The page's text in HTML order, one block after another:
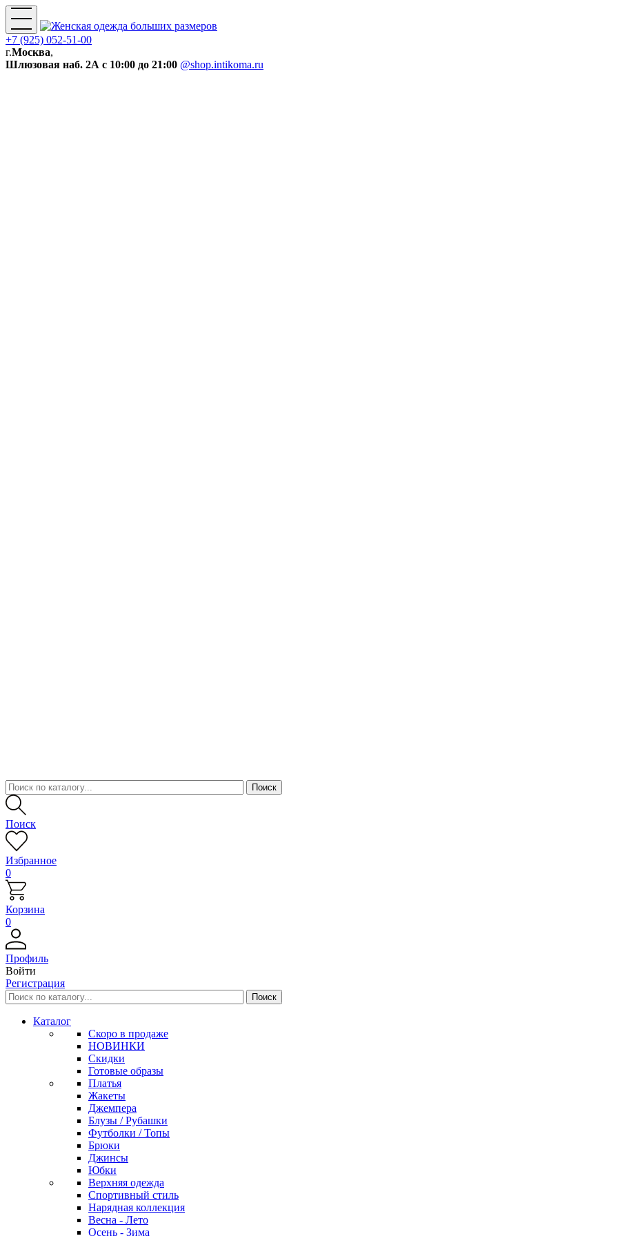
+7 (925) 052-51-00
г.Москва,
Шлюзовая наб. 2А с 10:00 до 21:00 @shop.intikoma.ru
Поиск
Избранное
0
Корзина
0
Профиль
Войти
Регистрация
Каталог
Скоро в продаже
НОВИНКИ
Скидки
Готовые образы
Платья
Жакеты
Джемпера
Блузы / Рубашки
Футболки / Топы
Брюки
Джинсы
Юбки
Верхняя одежда
Спортивный стиль
Нарядная коллекция
Весна - Лето
Осень - Зима